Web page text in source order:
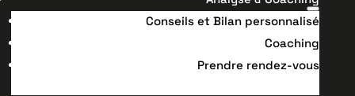
Conseils et Bilan personnalisé
Coaching
Prendre rendez-vous